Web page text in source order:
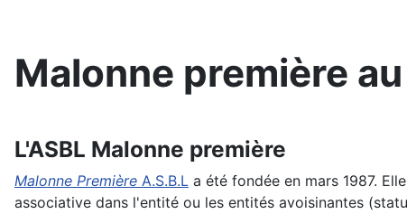
Malonne première
L'ASBL Malonne première
Malonne Première A.S.B.L a été fondée en mars 1987.
associative dans l'entité ou les entités avoisinantes